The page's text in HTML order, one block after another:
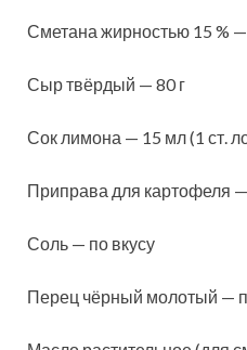
Сметана жирностью 15 % —
Сыр твёрдый — 80 г
Сок лимона — 15 мл (1 ст.
Приправа для картофеля —
Соль — по вкусу
Перец чёрный молотый —